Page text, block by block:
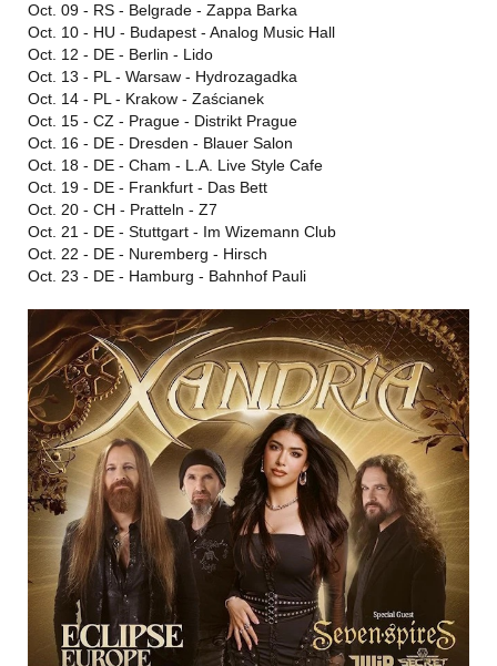
Oct. 09 - RS - Belgrade - Zappa Barka
Oct. 10 - HU - Budapest - Analog Music Hall
Oct. 12 - DE - Berlin - Lido
Oct. 13 - PL - Warsaw - Hydrozagadka
Oct. 14 - PL - Krakow - Zaścianek
Oct. 15 - CZ - Prague - Distrikt Prague
Oct. 16 - DE - Dresden - Blauer Salon
Oct. 18 - DE - Cham - L.A. Live Style Cafe
Oct. 19 - DE - Frankfurt - Das Bett
Oct. 20 - CH - Pratteln - Z7
Oct. 21 - DE - Stuttgart - Im Wizemann Club
Oct. 22 - DE - Nuremberg - Hirsch
Oct. 23 - DE - Hamburg - Bahnhof Pauli